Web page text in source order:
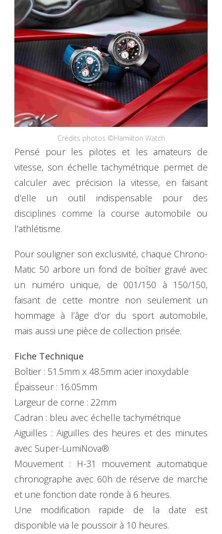
Crédits photos ©Hamilton Watch
Pensé pour les pilotes et les amateurs de
vitesse, son échelle tachymétrique permet de
calculer avec précision la vitesse, en faisant
d’elle un outil indispensable pour des
disciplines comme la course automobile ou
l’athlétisme.
Pour souligner son exclusivité, chaque Chrono-
Matic 50 arbore un fond de boîtier gravé avec
un numéro unique, de 001/150 à 150/150,
faisant de cette montre non seulement un
hommage à l’âge d’or du sport automobile,
mais aussi une pièce de collection prisée.
Fiche Technique
Boîtier : 51.5mm x 48.5mm acier inoxydable
Épaisseur : 16.05mm
Largeur de corne : 22mm
Cadran : bleu avec échelle tachymétrique
Aiguilles : Aiguilles des heures et des minutes
avec Super-LumiNova®
Mouvement : H-31 mouvement automatique
chronographe avec 60h de réserve de marche
et une fonction date ronde à 6 heures.
Une modification rapide de la date est
disponible via le poussoir à 10 heures.